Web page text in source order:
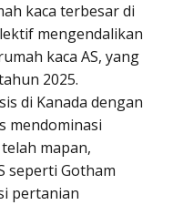
kaca terbesar di
mengendalikan
kaca AS, yang
2025.
di Kanada dengan
mendominasi
mapan,
seperti Gotham
pertanian